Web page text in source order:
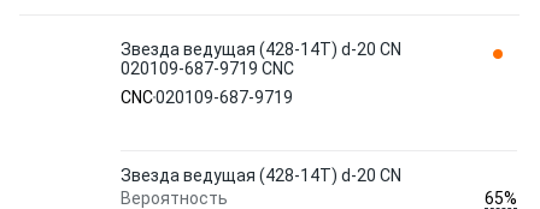
Звезда ведущая (428-14T) d-20 CN
020109-687-9719 CNC
CNC020109-687-9719
Звезда ведущая (428-14T) d-20 CN
Вероятность
65%